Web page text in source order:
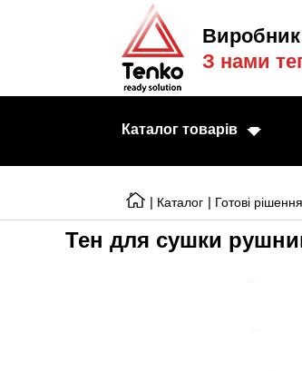
Виробник
З нами
Каталог товарів
| Каталог | Готові рішення
Тен для сушки